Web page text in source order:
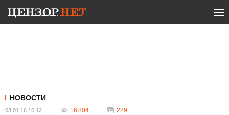
НОВОСТИ
03.01.16 16:12 16 804 229